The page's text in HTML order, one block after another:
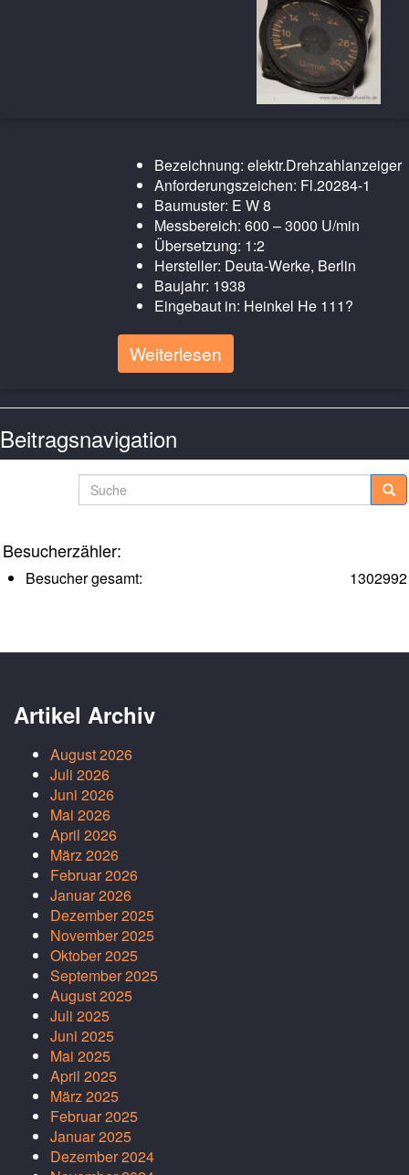
Bezeichnung: elektr.Drehzahlanzeiger
Anforderungszeichen: Fl.20284-1
Baumuster: E W 8
Messbereich: 600 – 3000 U/min
Übersetzung: 1:2
Hersteller: Deuta-Werke, Berlin
Baujahr: 1938
Eingebaut in: Heinkel He 111?
Weiterlesen
Beitragsnavigation
Suche
Besucherzähler:
1302992
Besucher gesamt:
Artikel Archiv
August 2026
Juli 2026
Juni 2026
Mai 2026
April 2026
März 2026
Februar 2026
Januar 2026
Dezember 2025
November 2025
Oktober 2025
September 2025
August 2025
Juli 2025
Juni 2025
Mai 2025
April 2025
März 2025
Februar 2025
Januar 2025
Dezember 2024